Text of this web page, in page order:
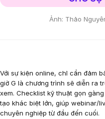
Ảnh: Thảo
Với sự kiện online, chỉ cần đảm
giờ G là chương trình sẽ diễn ra
xem. Checklist kỹ thuật gọn
tạo khác biệt lớn, giúp webinar/
chuyên nghiệp từ đầu đến cuối.